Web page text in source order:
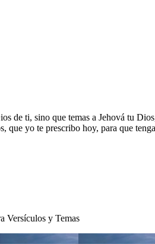
de ti, sino que temas a Jehová tu
que yo te prescribo hoy, para que
Versículos y Temas